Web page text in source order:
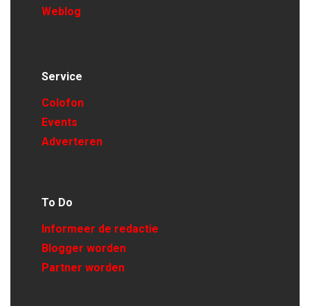
Weblog
Service
Colofon
Events
Adverteren
To Do
Informeer de redactie
Blogger worden
Partner worden